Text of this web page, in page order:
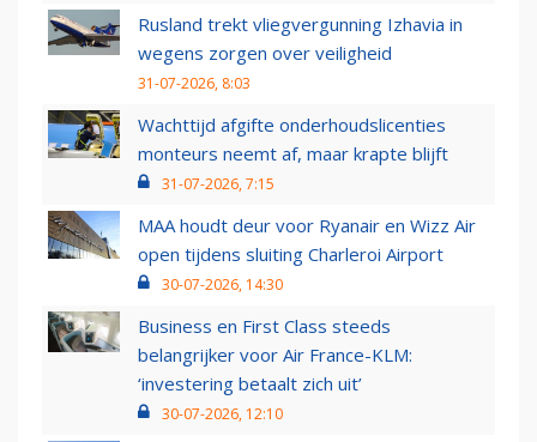
Rusland trekt vliegvergunning Izhavia in
wegens zorgen over veiligheid
31-07-2026, 8:03
Wachttijd afgifte onderhoudslicenties
monteurs neemt af, maar krapte blijft
31-07-2026, 7:15
MAA houdt deur voor Ryanair en Wizz Air
open tijdens sluiting Charleroi Airport
30-07-2026, 14:30
Business en First Class steeds
belangrijker voor Air France-KLM:
‘investering betaalt zich uit’
30-07-2026, 12:10